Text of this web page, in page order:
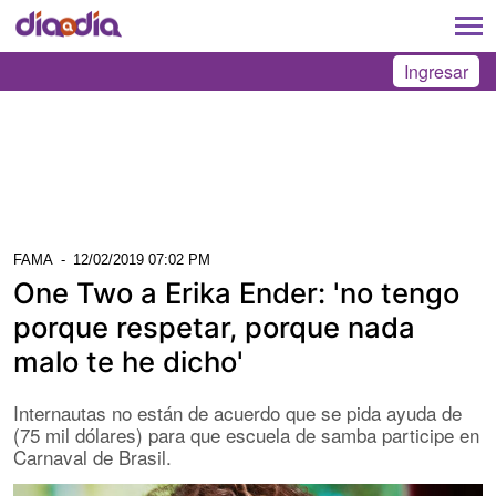
Ingresar
FAMA - 12/02/2019 07:02 PM
One Two a Erika Ender: 'no tengo
porque respetar, porque nada
malo te he dicho'
Internautas no están de acuerdo que se pida ayuda de
(75 mil dólares) para que escuela de samba participe en
Carnaval de Brasil.